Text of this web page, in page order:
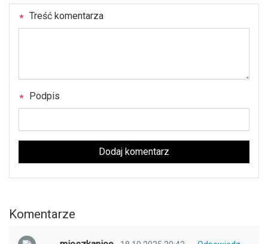
Treść komentarza
Podpis
Dodaj komentarz
Komentarze